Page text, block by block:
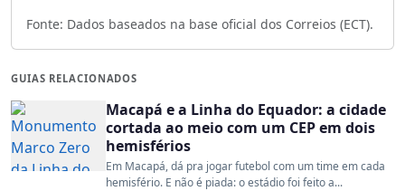
Fonte: Dados baseados na base oficial dos Correios (ECT).
GUIAS RELACIONADOS
Macapá e a Linha do Equador: a cidade
cortada ao meio com um CEP em dois
hemisférios
Em Macapá, dá pra jogar futebol com um time em cada
hemisfério. E não é piada: o estádio foi feito a...